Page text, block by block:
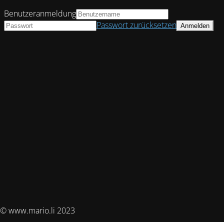
© www.mario.li 2023
Benutzeranmeldung
Passwort zurücksetzen